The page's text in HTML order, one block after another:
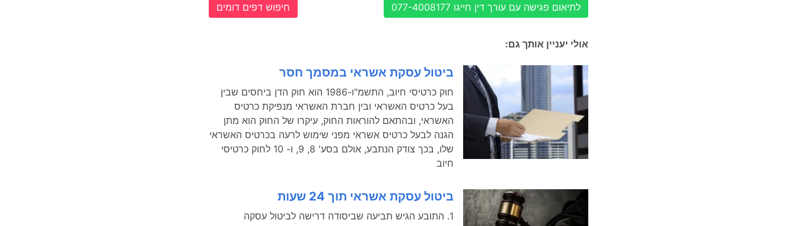
לתיאום פגישה עם עורך דין חייגו 077-4008177 חיפוש דפים דומים
אולי יעניין אותך גם:
ביטול עסקת אשראי במסמך חסר
חוק כרטיסי חיוב, התשמ"ו-1986 הוא חוק הדן ביחסים שבין
בעל כרטיס האשראי ובין חברת האשראי מנפיקת כרטיס
האשראי, ובהתאם להוראות החוק, עיקרו של החוק הוא מתן
הגנה לבעל כרטיס אשראי מפני שימוש לרעה בכרטיס האשראי
שלו, בכך צודק הנתבע, אולם בסע' 8, 9, ו- 10 לחוק כרטיסי
חיוב
ביטול עסקת אשראי תוך 24 שעות
1. התובע הגיש תביעה שביסודה דרישה לביטול עסקה